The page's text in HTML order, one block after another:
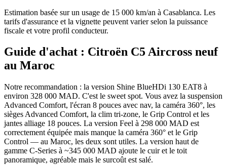
Estimation basée sur un usage de 15 000 km/an à Casablanca. Les
tarifs d'assurance et la vignette peuvent varier selon la puissance
fiscale et votre profil conducteur.
Guide d'achat : Citroën C5 Aircross neuf
au Maroc
Notre recommandation : la version Shine BlueHDi 130 EAT8 à
environ 328 000 MAD. C'est le sweet spot. Vous avez la suspension
Advanced Comfort, l'écran 8 pouces avec nav, la caméra 360°, les
sièges Advanced Comfort, la clim tri-zone, le Grip Control et les
jantes alliage 18 pouces. La version Feel à 298 000 MAD est
correctement équipée mais manque la caméra 360° et le Grip
Control — au Maroc, les deux sont utiles. La version haut de
gamme C-Series à ~345 000 MAD ajoute le cuir et le toit
panoramique, agréable mais le surcoût est salé.